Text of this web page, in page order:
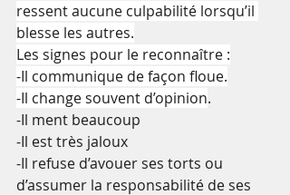
ressent aucune culpabilité lorsqu’il
blesse les autres.
Les signes pour le reconnaître :
-Il communique de façon floue.
-Il change souvent d’opinion.
-Il ment beaucoup
-Il est très jaloux
-Il refuse d’avouer ses torts ou
d’assumer la responsabilité de ses